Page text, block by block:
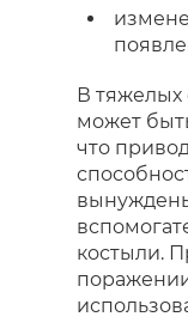
В тяжелых
может
что
костыли.